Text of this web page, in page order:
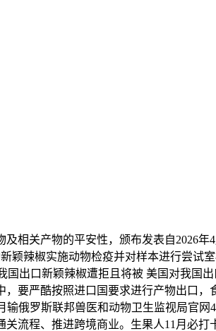
关产物的平安性，颁布发表自2026年
颖辣椒实施动物检疫并对样本进行尝
出口新颖辣椒遭拒且将被 美国对我国
要严酷按照进口国要求进行产物出口
输俄罗斯联邦兽医和动物卫生监视局官
流程、推进跨境商业。生果人11月必